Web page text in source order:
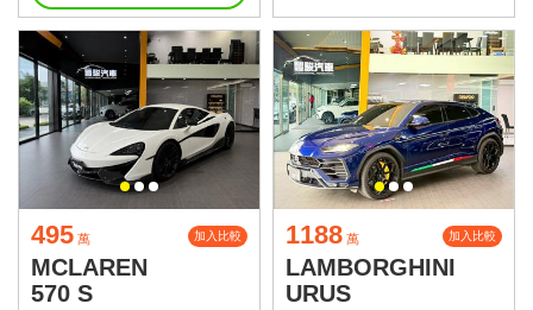
495 萬 加入比較
MCLAREN
570 S
1188 萬 加入比較
LAMBORGHINI
URUS